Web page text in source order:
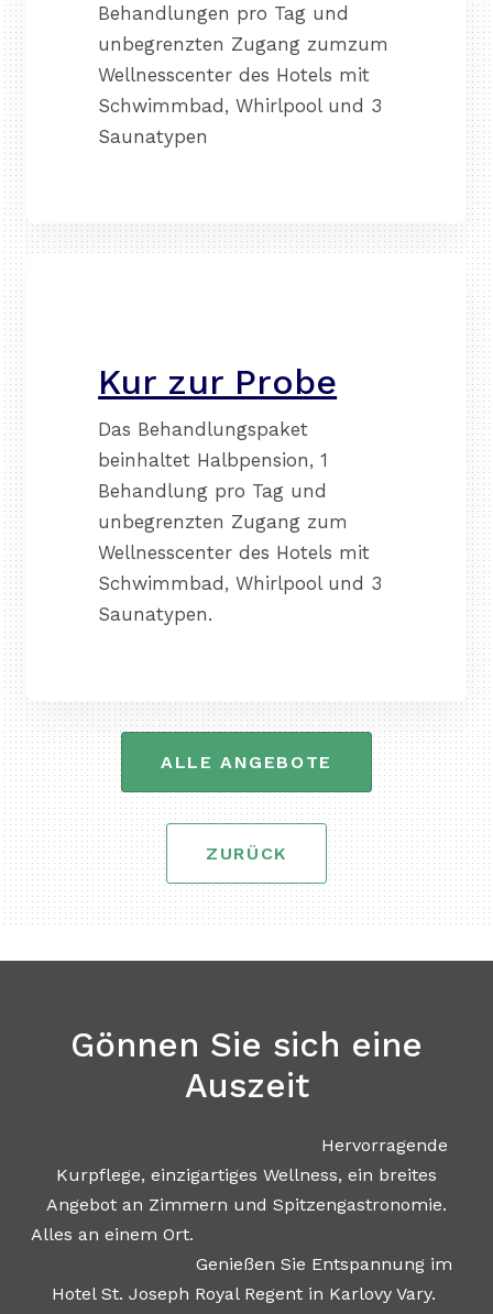
Behandlungen pro Tag und
unbegrenzten Zugang zumzum
Wellnesscenter des Hotels mit
Schwimmbad, Whirlpool und 3
Saunatypen
Kur zur Probe
Das Behandlungspaket
beinhaltet Halbpension, 1
Behandlung pro Tag und
unbegrenzten Zugang zum
Wellnesscenter des Hotels mit
Schwimmbad, Whirlpool und 3
Saunatypen.
ALLE ANGEBOTE
ZURÜCK
Gönnen Sie sich eine
Auszeit
Hervorragende
Kurpflege, einzigartiges Wellness, ein breites
Angebot an Zimmern und Spitzengastronomie.
Alles an einem Ort.
Genießen Sie Entspannung im
Hotel St. Joseph Royal Regent in Karlovy Vary.